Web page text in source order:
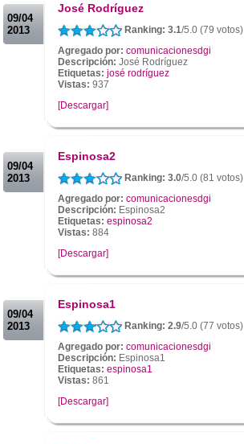
09/04
2013
José Rodríguez
Ranking: 3.1/5.0 (79 votos)
Agregado por: comunicacionesdgi
Descripción: José Rodríguez
Etiquetas: josé rodríguez
Vistas: 937
[Descargar]
09/04
2013
Espinosa2
Ranking: 3.0/5.0 (81 votos)
Agregado por: comunicacionesdgi
Descripción: Espinosa2
Etiquetas: espinosa2
Vistas: 884
[Descargar]
09/04
2013
Espinosa1
Ranking: 2.9/5.0 (77 votos)
Agregado por: comunicacionesdgi
Descripción: Espinosa1
Etiquetas: espinosa1
Vistas: 861
[Descargar]